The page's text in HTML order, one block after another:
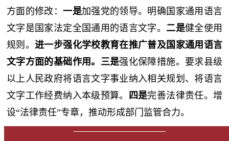
方面的修改：一是加强党的领导。明确国家通用语言
文字是国家法定全国通用的语言文字。 二是健全使用
规则。进一步强化学校教育在推广普及国家通用语言
文字方面的基础作用。三是强化保障措施。要求县级
以上人民政府将语言文字事业纳入相关规划、将语言
文字工作经费纳入本级预算。
四是完善法律责任。增
设“法律责任”专章，推动形成部门监管合力。